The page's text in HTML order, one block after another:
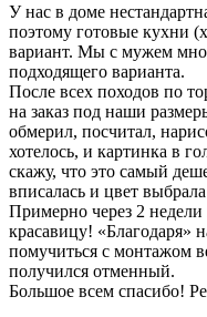
У нас в доме
поэтому готовые кухни
вариант. Мы с мужем
подходящего варианта.
После всех походов по
на заказ под наши
обмерил, посчитал,
хотелось, и картинка в
скажу, что это самый
вписалась и цвет
Примерно через 2
красавицу!
помучиться с монтажом
получился отменный.
Большое всем спасибо!